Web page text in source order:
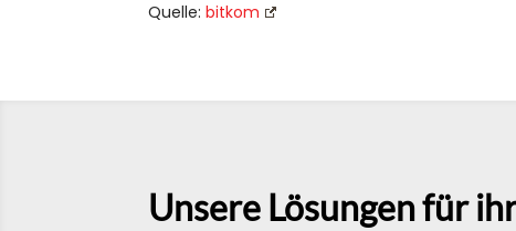
Quelle:bitkom
Unsere Lösungen für